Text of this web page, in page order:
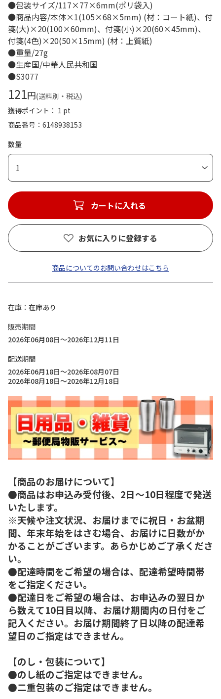
●包装サイズ/117×77×6mm(ポリ袋入)
●商品内容/本体×1(105×68×5mm) (材：コート紙)、付
箋(大)×20(100×60mm)、付箋(小)×20(60×45mm)、
付箋(4色)×20(50×15mm) (材：上質紙)
●重量/27g
●生産国/中華人民共和国
●S3077
121円(送料別・税込)
獲得ポイント： 1 pt
商品番号
6148938153
数量
1
カートに入れる
お気に入りに登録する
商品についてのお問い合わせはこちら
在庫
在庫あり
販売期間
2026年06月08日～2026年12月11日
配送期間
2026年06月18日～2026年08月07日
2026年08月18日～2026年12月18日
【商品のお届けについて】
●商品はお申込み受付後、2日～10日程度で発送
いたします。
※天候や注文状況、お届けまでに祝日・お盆期
間、年末年始をはさむ場合、お届けに日数がか
かることがございます。あらかじめご了承くださ
い。
●配達時間をご希望の場合は、配達希望時間帯
をご指定ください。
●配達日をご希望の場合は、お申込みの翌日か
ら数えて10日目以降、お届け期間内の日付をご
記入ください。お届け期間終了日以降の配達希
望日のご指定はできません。
【のし・包装について】
●のし紙のご指定はできません。
●二重包装のご指定はできません。